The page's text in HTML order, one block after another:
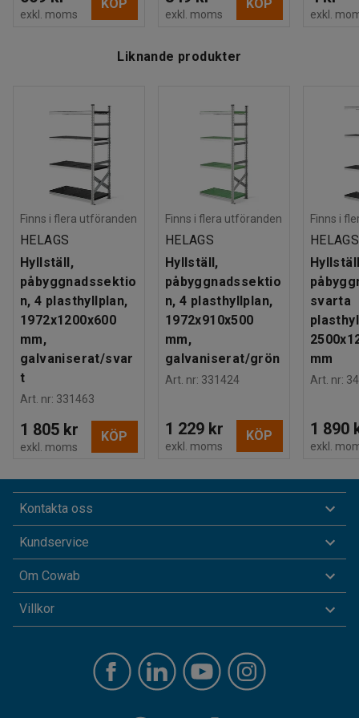
exkl. moms
KÖP
exkl. moms
KÖP
exkl.
Liknande produkter
Finns i flera utföranden
HELAGS
Hyllställ,
påbyggnadssektio
n, 4 plasthyllplan,
1972x1200x600
mm,
galvaniserat/svar
t
Art. nr: 331463
1 805 kr
exkl. moms
KÖP
Finns i flera utföranden
HELAGS
Hyllställ,
påbyggnadssektio
n, 4 plasthyllplan,
1972x910x500
mm,
galvaniserat/grön
Art. nr: 331424
1 229 kr
exkl. moms
KÖP
Finns i
HELAGS
svarta
mm
Art. nr:
1 890
exkl.
Kontakta oss
Kundservice
Om Cowab
Villkor